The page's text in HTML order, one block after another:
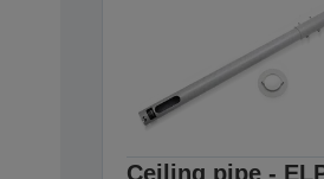
Ceiling pipe -